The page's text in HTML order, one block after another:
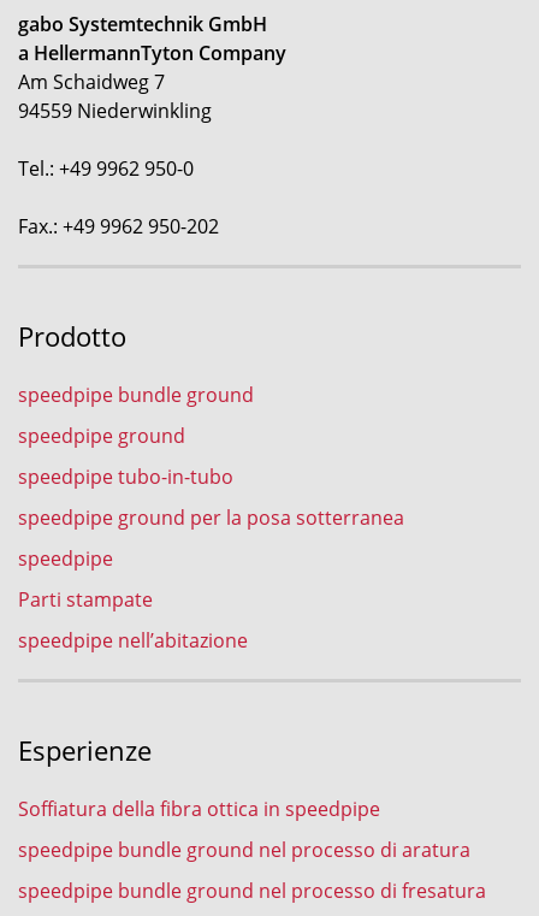
gabo Systemtechnik GmbH
a HellermannTyton Company
Am Schaidweg 7
94559 Niederwinkling
Tel.: +49 9962 950-0
Fax.: +49 9962 950-202
Prodotto
speedpipe bundle ground
speedpipe ground
speedpipe tubo-in-tubo
speedpipe ground per la posa sotterranea
speedpipe
Parti stampate
speedpipe nell’abitazione
Esperienze
Soffiatura della fibra ottica in speedpipe
speedpipe bundle ground nel processo di aratura
speedpipe bundle ground nel processo di fresatura